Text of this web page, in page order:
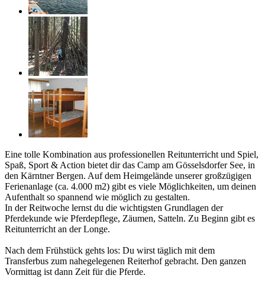
Eine tolle Kombination aus professionellen Reitunterricht und Spiel,
Spaß, Sport & Action bietet dir das Camp am Gösselsdorfer See, in
den Kärntner Bergen. Auf dem Heimgelände unserer großzügigen
Ferienanlage (ca. 4.000 m2) gibt es viele Möglichkeiten, um deinen
Aufenthalt so spannend wie möglich zu gestalten.
In der Reitwoche lernst du die wichtigsten Grundlagen der
Pferdekunde wie Pferdepflege, Zäumen, Satteln. Zu Beginn gibt es
Reitunterricht an der Longe.
Nach dem Frühstück gehts los: Du wirst täglich mit dem
Transferbus zum nahegelegenen Reiterhof gebracht. Den ganzen
Vormittag ist dann Zeit für die Pferde.